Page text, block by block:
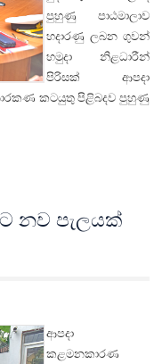
පුහුණු පාඨමාලාව
හදාරණු ලබන ගුවන්
හමුදා නිළධාරීන්
පිරිසක් ආපදා
කටයුතු පිළිබදව පුහුණු
නව පැලයක්
ආපදා
කළමනකාරණ